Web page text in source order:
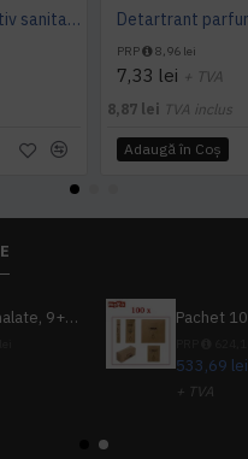
Detartrant gel activ sanitarizant 750ml AQAS
PRP 8,96 lei
7,33 lei + TVA
8,87 lei TVA inclus
Adaugă în Coş
Pachet 10 halate, 9+1 gratuit
533,69 lei
+ TVA